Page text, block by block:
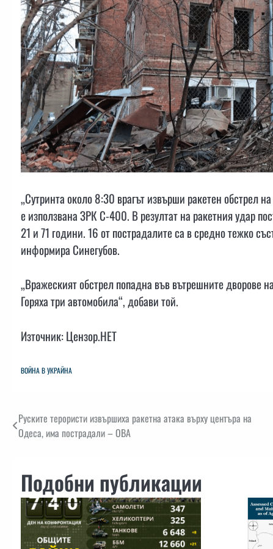
„Сутринта около 8:30 врагът извърши ракетен обстрел
е използвана ЗРК С-400. В резултат на ракетния удар
21 и 71 години. 16 от пострадалите са в средно тежко
информира Синегубов.
„Вражеският обстрел попадна във вътрешните
Горяха три автомобила“, добави той.
Източник: Цензор.НЕТ
ВОЙНА В УКРАЙНА
Навигация
Руските терористи извършиха ракетна атака върху центъра на
Одеса, има пострадали – ОВА
Подобни публикации